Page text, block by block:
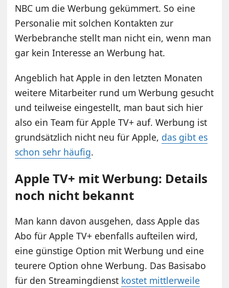
NBC um die Werbung gekümmert. So eine
Personalie mit solchen Kontakten zur
Werbebranche stellt man nicht ein, wenn man
gar kein Interesse an Werbung hat.
Angeblich hat Apple in den letzten Monaten
weitere Mitarbeiter rund um Werbung gesucht
und teilweise eingestellt, man baut sich hier
also ein Team für Apple TV+ auf. Werbung ist
grundsätzlich nicht neu für Apple, das gibt es
schon sehr häufig.
Apple TV+ mit Werbung: Details
noch nicht bekannt
Man kann davon ausgehen, dass Apple das
Abo für Apple TV+ ebenfalls aufteilen wird,
eine günstige Option mit Werbung und eine
teurere Option ohne Werbung. Das Basisabo
für den Streamingdienst kostet mittlerweile